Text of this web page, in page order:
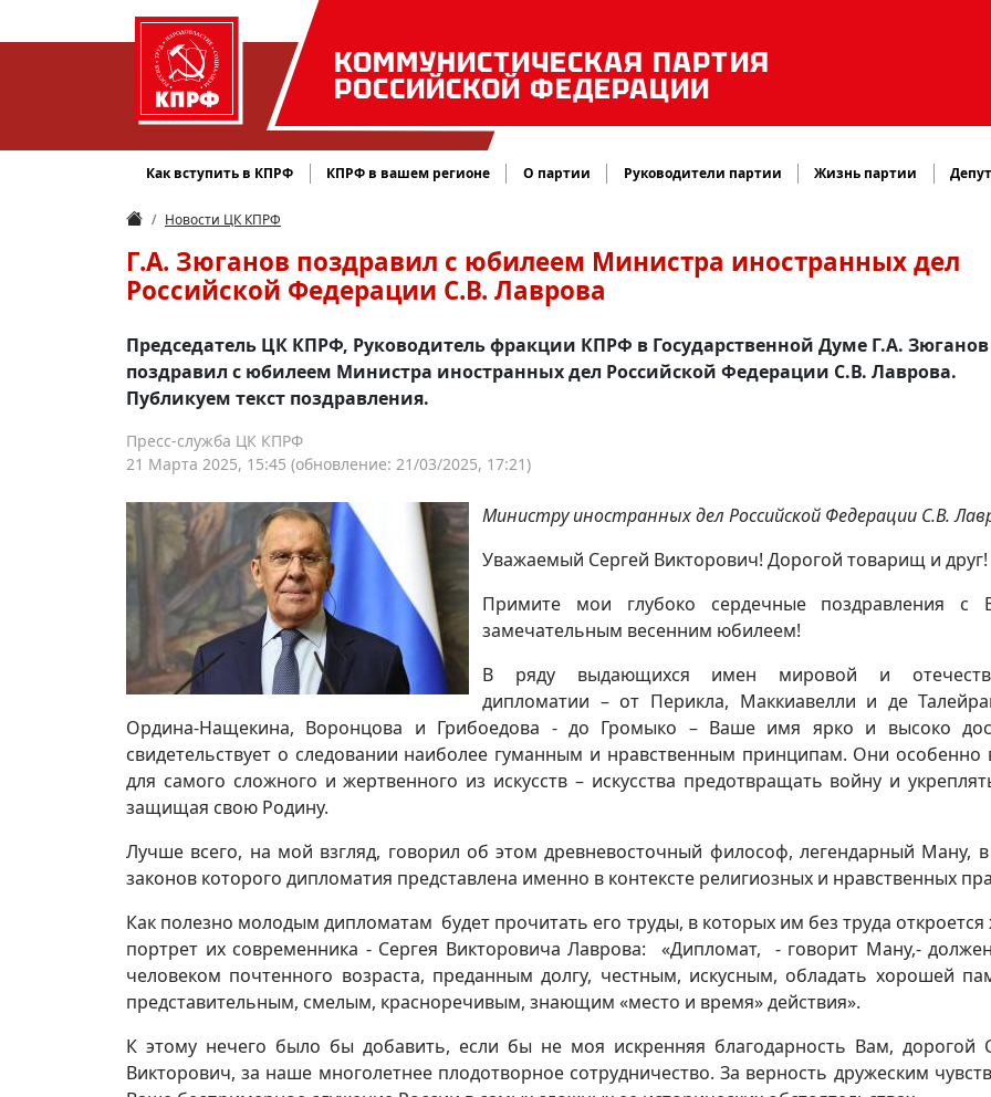
КОММУНИСТИЧЕСКАЯ ПАРТИЯ
РОССИЙСКОЙ ФЕДЕРАЦИИ
Как вступить в КПРФ КПРФ в вашем регионе О партии Руководители партии Жизнь партии
Новости ЦК КПРФ
Г.А. Зюганов поздравил с юбилеем Министра иностранных дел
Российской Федерации С.В. Лаврова
Председатель ЦК КПРФ, Руководитель фракции КПРФ в Государственной Думе Г.А. Зюганов
поздравил с юбилеем Министра иностранных дел Российской Федерации С.В. Лаврова.
Публикуем текст поздравления.
Пресс-служба ЦК КПРФ
21 Марта 2025, 15:45 (обновление: 21/03/2025, 17:21)
Министру иностранных дел Российской Федерации С.В.
Уважаемый Сергей Викторович! Дорогой товарищ и друг!
Примите мои глубоко сердечные поздравления с
замечательным весенним юбилеем!
В ряду выдающихся имен мировой и
дипломатии – от Перикла, Маккиавелли и де
Ордина-Нащекина, Воронцова и Грибоедова - до Громыко – Ваше имя ярко и высоко
свидетельствует о следовании наиболее гуманным и нравственным принципам. Они
для самого сложного и жертвенного из искусств – искусства предотвращать войну и
защищая свою Родину.
Лучше всего, на мой взгляд, говорил об этом древневосточный философ, легендарный Ману,
законов которого дипломатия представлена именно в контексте религиозных и нравственных
Как полезно молодым дипломатам будет прочитать его труды, в которых им без труда
портрет их современника - Сергея Викторовича Лаврова: «Дипломат, - говорит Ману,-
человеком почтенного возраста, преданным долгу, честным, искусным, обладать хорошей
представительным, смелым, красноречивым, знающим «место и время» действия».
К этому нечего было бы добавить, если бы не моя искренняя благодарность Вам, дорогой
Викторович, за наше многолетнее плодотворное сотрудничество. За верность дружеским